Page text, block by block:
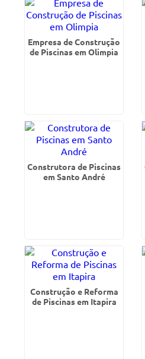
Empresa de Construção
de Piscinas em Olimpia
Construtora de Piscinas
em Santo André
Construção e Reforma
de Piscinas em Itapira